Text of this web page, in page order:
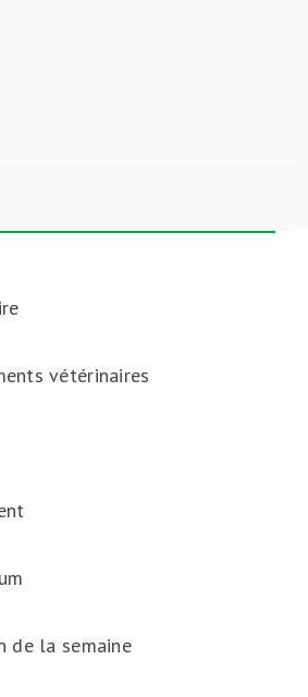
vétérinaires
de la semaine